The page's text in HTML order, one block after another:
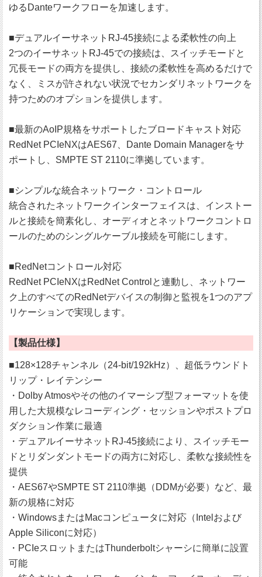
ゆるDanteワークフローを加速します。
■デュアルイーサネットRJ-45接続による柔軟性の向上
2つのイーサネットRJ-45での接続は、スイッチモードと
冗長モードの両方を提供し、接続の柔軟性を高めるだけで
なく、ミスが許されない状況でセカンダリネットワークを
持つためのオプションを提供します。
■最新のAoIP規格をサポートしたブロードキャスト対応
RedNet PCIeNXはAES67、Dante Domain Managerをサ
ポートし、SMPTE ST 2110に準拠しています。
■シンプルな統合ネットワーク・コントロール
統合されたネットワークインターフェイスは、インストー
ルと接続を簡素化し、オーディオとネットワークコントロ
ールのためのシングルケーブル接続を可能にします。
■RedNetコントロール対応
RedNet PCIeNXはRedNet Controlと連動し、ネットワー
ク上のすべてのRedNetデバイスの制御と監視を1つのアプ
リケーションで実現します。
【製品仕様】
■128×128チャンネル（24-bit/192kHz）、超低ラウンドト
リップ・レイテンシー
・Dolby Atmosやその他のイマーシブ型フォーマットを使
用した大規模なレコーディング・セッションやポストプロ
ダクション作業に最適
・デュアルイーサネットRJ-45接続により、スイッチモー
ドとリダンダントモードの両方に対応し、柔軟な接続性を
提供
・AES67やSMPTE ST 2110準拠（DDMが必要）など、最
新の規格に対応
・WindowsまたはMacコンピュータに対応（Intelおよび
Apple Siliconに対応）
・PCIeスロットまたはThunderboltシャーシに簡単に設置
可能